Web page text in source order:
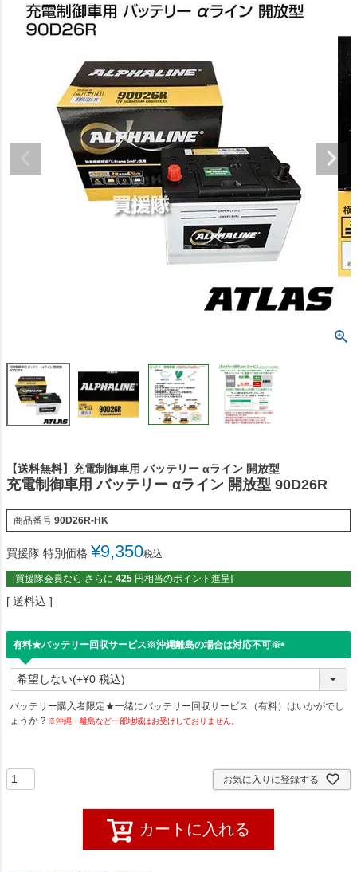
【送料無料】充電制御車用 バッテリー αライン 開放型
充電制御車用 バッテリー αライン 開放型 90D26R
商品番号 90D26R-HK
買援隊 特別価格 ¥9,350税込
[買援隊会員なら さらに 425 円相当のポイント進呈]
送料込
有料★バッテリー回収サービス※沖縄離島の場合は対応不可※
(
須
)
バッテリー購入者限定★一緒にバッテリー回収サービス（有料）はいかがでし
ょうか？ ※沖縄・離島など一部地域はお受けしておりません。
お気に入りに登録する
カートに入れる